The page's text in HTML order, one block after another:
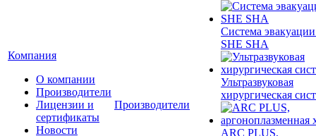
Компания
О компании
Производители
Лицензии и
сертификаты
Новости
Производители
Система
SHE SHA
Ультразвуковая
хирургическая
ARC PLUS,